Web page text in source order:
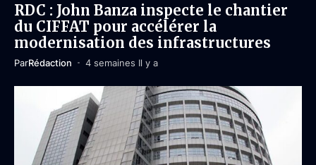
RDC : John Banza inspecte le chantier
du CIFFAT pour accélérer la
modernisation des infrastructures
ParRédaction 4 semaines Il y a